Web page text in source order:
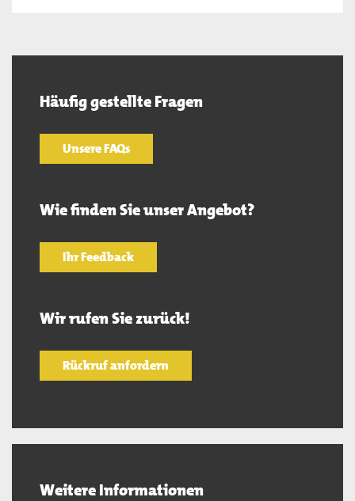
Häufig gestellte Fragen
Unsere FAQs
Wie finden Sie unser Angebot?
Ihr Feedback
Wir rufen Sie zurück!
Rückruf anfordern
Weitere Informationen